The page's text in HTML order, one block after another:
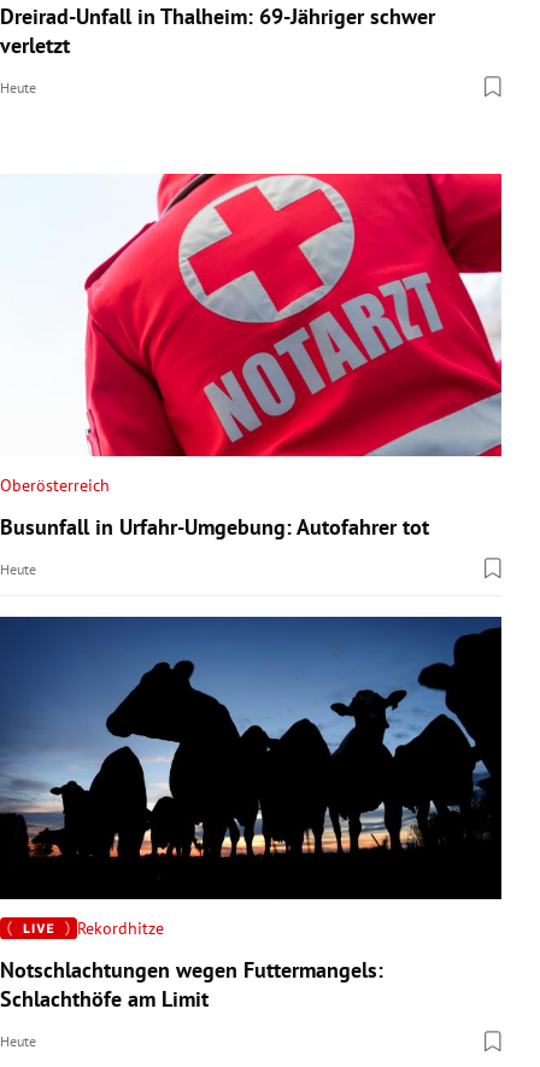
Dreirad-Unfall in Thalheim: 69-Jähriger schwer
verletzt
Heute
Oberösterreich
Busunfall in Urfahr-Umgebung: Autofahrer tot
Heute
Rekordhitze
Notschlachtungen wegen Futtermangels:
Schlachthöfe am Limit
Heute